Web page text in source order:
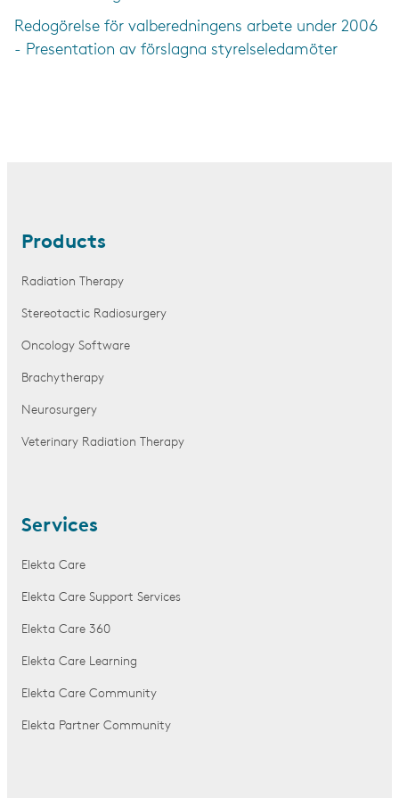
Redogörelse för valberedningens arbete under 2006
- Presentation av förslagna styrelseledamöter
Products
Radiation Therapy
Stereotactic Radiosurgery
Oncology Software
Brachytherapy
Neurosurgery
Veterinary Radiation Therapy
Services
Elekta Care
Elekta Care Support Services
Elekta Care 360
Elekta Care Learning
Elekta Care Community
Elekta Partner Community